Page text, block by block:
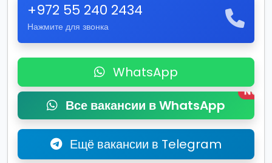
+972 55 240 2434
Нажмите для звонка
WhatsApp
Все вакансии в WhatsApp
New
Ещё вакансии в Telegram